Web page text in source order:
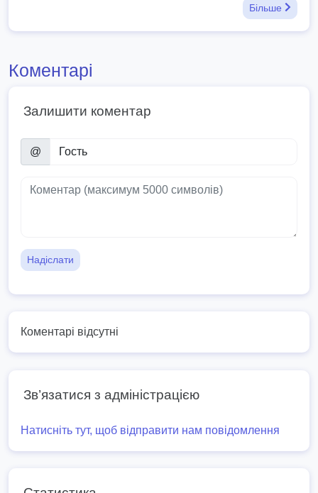
Більше
Коментарі
Залишити коментар
@
Надіслати
Коментарі відсутні
Зв’язатися з адміністрацією
Натисніть тут, щоб відправити нам повідомлення